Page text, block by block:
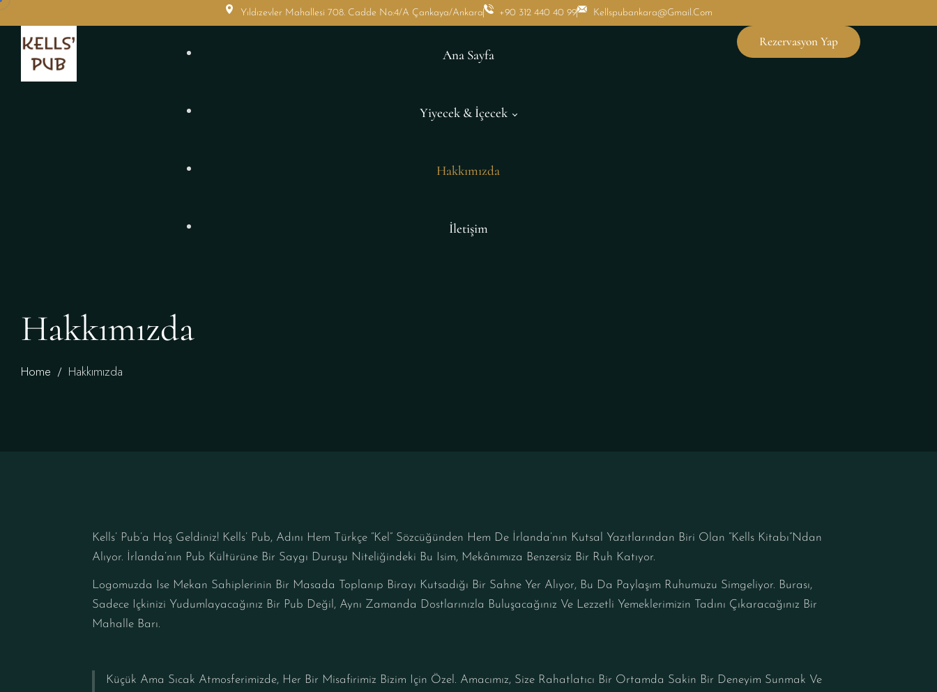
Yıldızevler Mahallesi 708. Cadde No:4/A Çankaya/Ankara +90 312 440 40 99 Kellspubankara@gmail.com
Ana Sayfa
Yiyecek & İçecek
Hakkımızda
İletişim
Rezervasyon Yap
Hakkımızda
Home Hakkımızda
Kells’ Pub’a Hoş Geldiniz! Kells’ Pub, Adını Hem Türkçe “kel” Sözcüğünden Hem De İrlanda’nın Kutsal Yazıtlarından Biri Olan “Kells Kitabı”ndan
Alıyor. İrlanda’nın Pub Kültürüne Bir Saygı Duruşu Niteliğindeki Bu Isim, Mekânımıza Benzersiz Bir Ruh Katıyor.
Logomuzda Ise Mekan Sahiplerinin Bir Masada Toplanıp Birayı Kutsadığı Bir Sahne Yer Alıyor, Bu Da Paylaşım Ruhumuzu Simgeliyor. Burası,
Sadece Içkinizi Yudumlayacağınız Bir Pub Değil, Aynı Zamanda Dostlarınızla Buluşacağınız Ve Lezzetli Yemeklerimizin Tadını Çıkaracağınız Bir
Mahalle Barı.
Küçük Ama Sıcak Atmosferimizde, Her Bir Misafirimiz Bizim Için Özel. Amacımız, Size Rahatlatıcı Bir Ortamda Sakin Bir Deneyim Sunmak Ve